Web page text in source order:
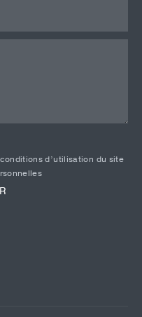
d’utilisation du site